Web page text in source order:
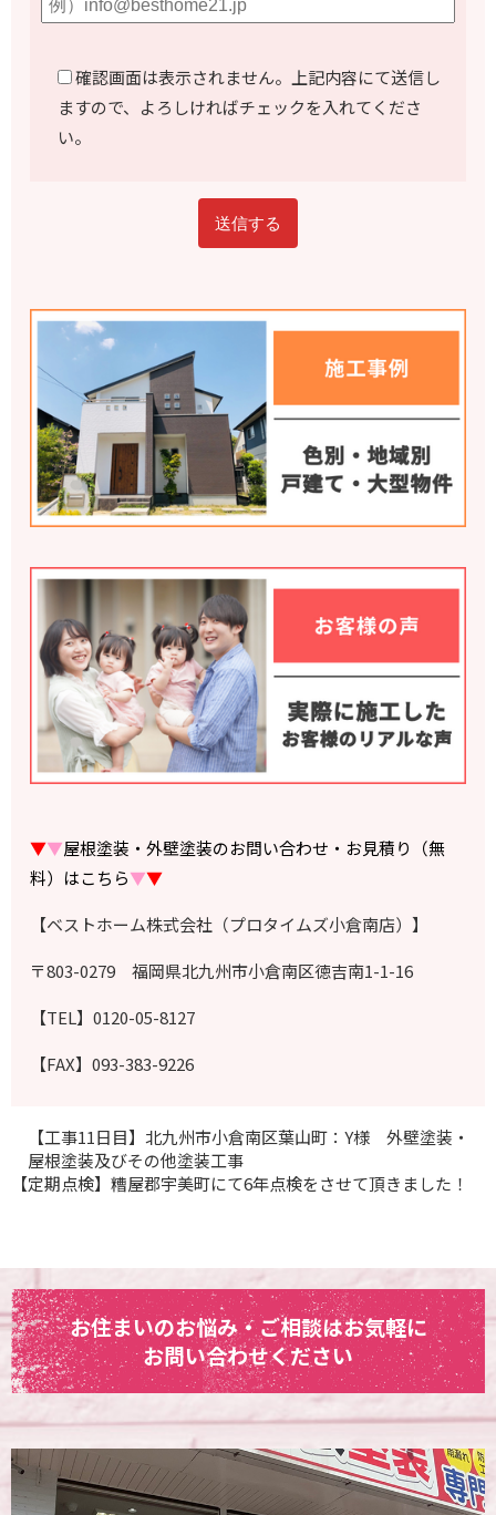
確認画面は表示されません。上記内容にて送信し
ますので、よろしければチェックを入れてくださ
い。
▼▼屋根塗装・外壁塗装のお問い合わせ・お見積り（無
料）はこちら▼▼
【ベストホーム株式会社（プロタイムズ小倉南店）】
〒803-0279 福岡県北九州市小倉南区徳吉南1-1-16
【TEL】0120-05-8127
【FAX】093-383-9226
【工事11日目】北九州市小倉南区葉山町：Y様 外壁塗装・
屋根塗装及びその他塗装工事
【定期点検】糟屋郡宇美町にて6年点検をさせて頂きました！
お住まいのお悩み・ご相談はお気軽に
お問い合わせください